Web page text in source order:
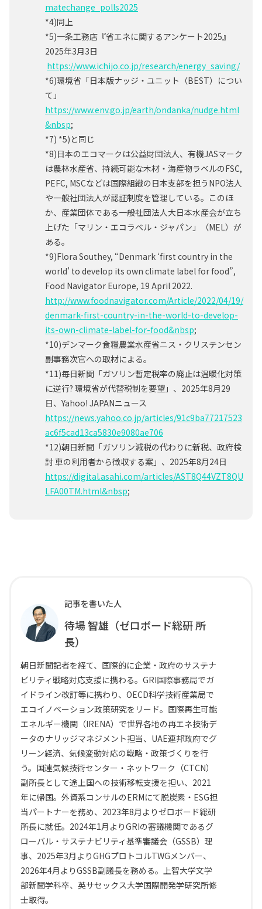
matechange_polls2025
*4)同上
*5)一条工務店『省エネに関するアンケート2025』
2025年3月3日
https://www.ichijo.co.jp/research/energy_saving/
*6)環境省「日本版ナッジ・ユニット（BEST）につい
て」
https://www.env.go.jp/earth/ondanka/nudge.html
&nbsp;
*7) *5)と同じ
*8)日本のエコマークは公益財団法人、有機JASマーク
は農林水産省、持続可能な木材・海産物ラベルのFSC,
PEFC, MSCなどは国際組織の日本支部を担うNPO法人
や一般社団法人が認証制度を管理している。このほ
か、産業団体である一般社団法人大日本水産会が立ち
上げた「マリン・エコラベル・ジャパン」（MEL）が
ある。
*9)Flora Southey, “Denmark ‘first country in the
world’ to develop its own climate label for food”,
Food Navigator Europe, 19 April 2022.
http://www.foodnavigator.com/Article/2022/04/19/
denmark-first-country-in-the-world-to-develop-
its-own-climate-label-for-food&nbsp;
*10)デンマーク食糧農業水産省ニス・クリステンセン
副事務次官への取材による。
*11)毎日新聞「ガソリン暫定税率の廃止は温暖化対策
に逆行? 環境省が代替税制を要望」、2025年8月29
日、Yahoo! JAPANニュース
https://news.yahoo.co.jp/articles/91c9ba77217523
ac6f5cad13ca5830e9080ae706
*12)朝日新聞「ガソリン減税の代わりに新税、政府検
討 車の利用者から徴収する案」、2025年8月24日
https://digital.asahi.com/articles/AST8Q44VZT8QU
LFA00TM.html&nbsp;
記事を書いた人
待場 智雄（ゼロボード総研 所
長）
朝日新聞記者を経て、国際的に企業・政府のサステナ
ビリティ戦略対応支援に携わる。GRI国際事務局でガ
イドライン改訂等に携わり、OECD科学技術産業局で
エコイノベーション政策研究をリード。国際再生可能
エネルギー機関（IRENA）で世界各地の再エネ技術デ
ータのナリッジマネジメント担当、UAE連邦政府でグ
リーン経済、気候変動対応の戦略・政策づくりを行
う。国連気候技術センター・ネットワーク（CTCN）
副所長として途上国への技術移転支援を担い、2021
年に帰国。外資系コンサルのERMにて脱炭素・ESG担
当パートナーを務め、2023年8月よりゼロボード総研
所長に就任。2024年1月よりGRIの審議機関であるグ
ローバル・サステナビリティ基準審議会（GSSB）理
事、2025年3月よりGHGプロトコルTWGメンバー、
2026年4月よりGSSB副議長を務める。上智大学文学
部新聞学科卒、英サセックス大学国際開発学研究所修
士取得。